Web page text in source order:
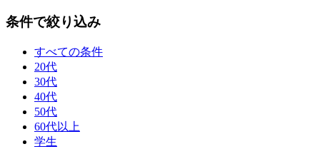
条件で絞り込み
すべての条件
20代
30代
40代
50代
60代以上
学生